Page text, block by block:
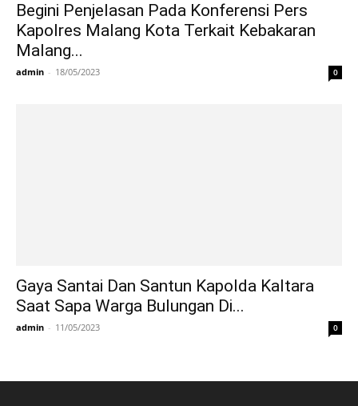
Begini Penjelasan Pada Konferensi Pers
Kapolres Malang Kota Terkait Kebakaran
Malang...
admin - 18/05/2023 0
Gaya Santai Dan Santun Kapolda Kaltara
Saat Sapa Warga Bulungan Di...
admin - 11/05/2023 0